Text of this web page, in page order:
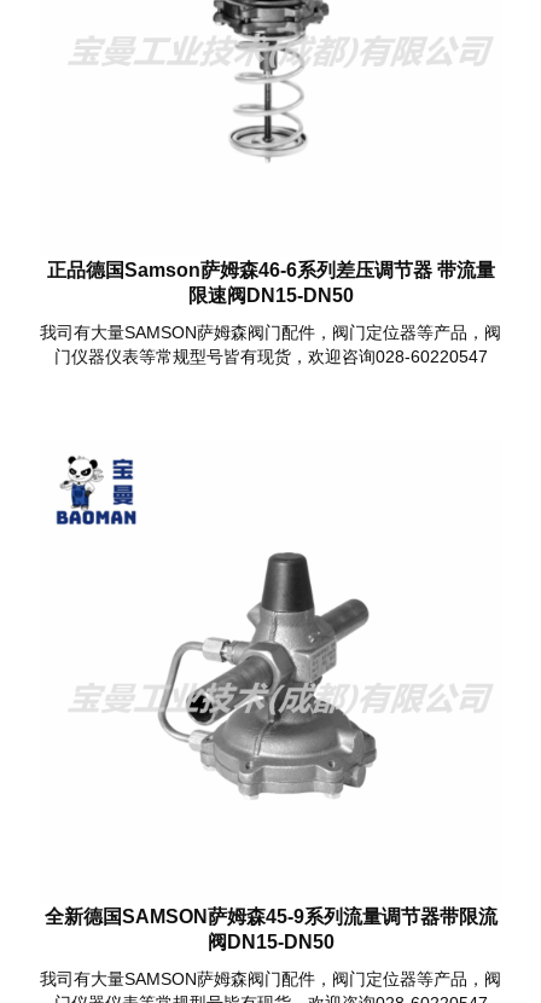
正品德国Samson萨姆森46-6系列差压调节器 带流量
限速阀DN15-DN50
我司有大量SAMSON萨姆森阀门配件，阀门定位器等产品，阀
门仪器仪表等常规型号皆有现货，欢迎咨询028-60220547
全新德国SAMSON萨姆森45-9系列流量调节器带限流
阀DN15-DN50
我司有大量SAMSON萨姆森阀门配件，阀门定位器等产品，阀